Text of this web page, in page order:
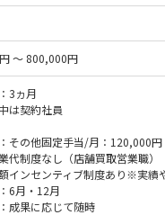
〜 800,000円
3ヵ月
は契約社員
その他固定手当/月：120,000円
代制度なし（店舗買取営業職）
インセンティブ制度あり※実績
6月・12月
成果に応じて随時